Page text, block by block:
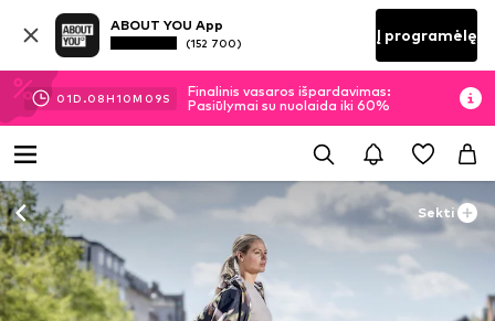
ABOUT YOU App
(152 700) Į programėlę
01D.08H10M 08S
Finalinis vasaros išpardavimas:
Pasiūlymai su nuolaida iki 60%
Sekti